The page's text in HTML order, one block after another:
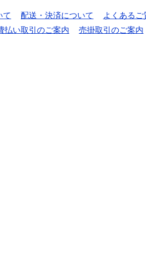
て 配送・決済について
よくあるご
払い取引のご案内 売掛取引のご案内